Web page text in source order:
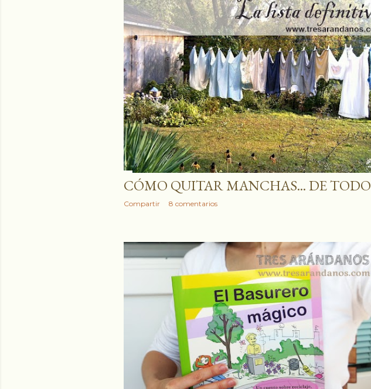
CÓMO QUITAR MANCHAS... DE TODO
Compartir 8 comentarios